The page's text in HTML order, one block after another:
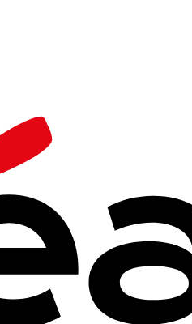
philosophique. Il ne propose pas de